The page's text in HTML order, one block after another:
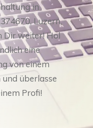
in
Luzern,
Dir weiter! Hol
eine
von einem
überlasse
Profi!